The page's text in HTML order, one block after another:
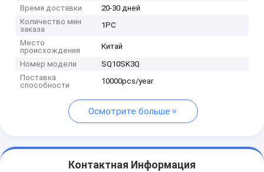
Время доставки
20-30 дней
Количество мин
заказа
1PC
Место
происхождения
Китай
Номер модели
SQ10SK3Q
Поставка
способности
10000pcs/year
Осмотрите больше
Контактная Информация